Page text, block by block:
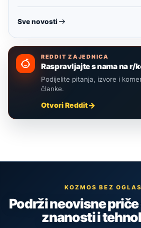
Sve novosti
REDDIT ZAJEDNICA
Raspravljajte s nama na r/
Podijelite pitanja, izvore i
članke.
Otvori Reddit
KOZMOS BEZ
Podrži neovisne
znanosti i